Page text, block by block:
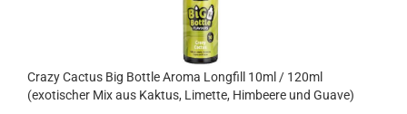
Crazy Cactus Big Bottle Aroma Longfill 10ml / 120ml
(exotischer Mix aus Kaktus, Limette, Himbeere und Guave)